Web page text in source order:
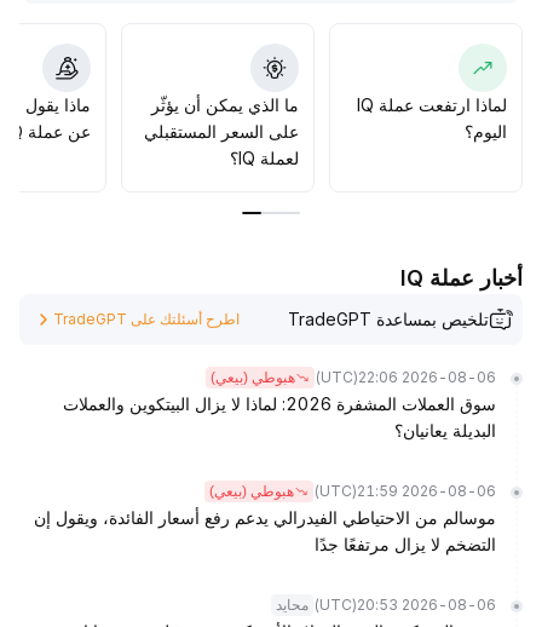
قصيرة المدى لتحسين ترتيب الصفقات، أما الاستثمار طويل الأجل
فيتطلب انتظار حدوث محفزات جوهرية في الأساسيات
لماذا ارتفعت عملة IQ
اليوم؟
ما الذي يمكن أن يؤثّر
على السعر المستقبلي
لعملة IQ؟
ماذا يقول
عن عملة IQ؟
أخبار عملة IQ
تلخيص بمساعدة TradeGPT اطرح أسئلتك على TradeGPT
2026-08-06 22:06
(UTC) هبوطي (بيعي)
سوق العملات المشفرة 2026: لماذا لا يزال البيتكوين والعملات
البديلة يعانيان؟
2026-08-06 21:59
(UTC) هبوطي (بيعي)
موسالم من الاحتياطي الفيدرالي يدعم رفع أسعار الفائدة، ويقول إن
التضخم لا يزال مرتفعًا جدًا
2026-08-06 20:53
(UTC) محايد